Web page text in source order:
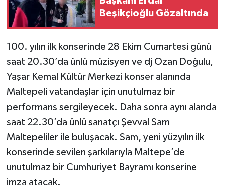
Beşikçioğlu Gözaltında
100. yılın ilk konserinde 28 Ekim Cumartesi günü
saat 20.30’da ünlü müzisyen ve dj Ozan Doğulu,
Yaşar Kemal Kültür Merkezi konser alanında
Maltepeli vatandaşlar için unutulmaz bir
performans sergileyecek. Daha sonra aynı alanda
saat 22.30’da ünlü sanatçı Şevval Sam
Maltepeliler ile buluşacak. Sam, yeni yüzyılın ilk
konserinde sevilen şarkılarıyla Maltepe’de
unutulmaz bir Cumhuriyet Bayramı konserine
imza atacak.